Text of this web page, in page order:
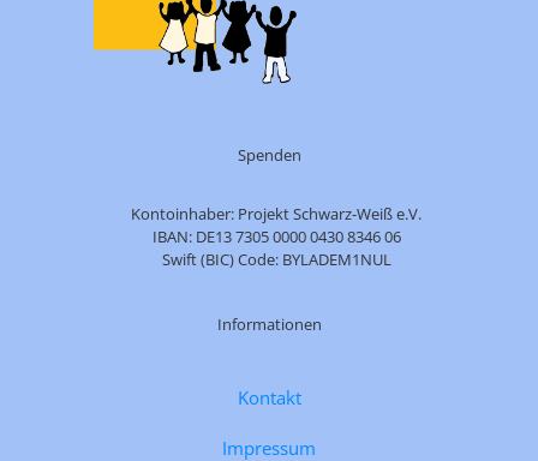
Spenden
Kontoinhaber: Projekt Schwarz-Weiß e.V.
IBAN: DE13 7305 0000 0430 8346 06
Swift (BIC) Code: BYLADEM1NUL
Informationen
Kontakt
Impressum